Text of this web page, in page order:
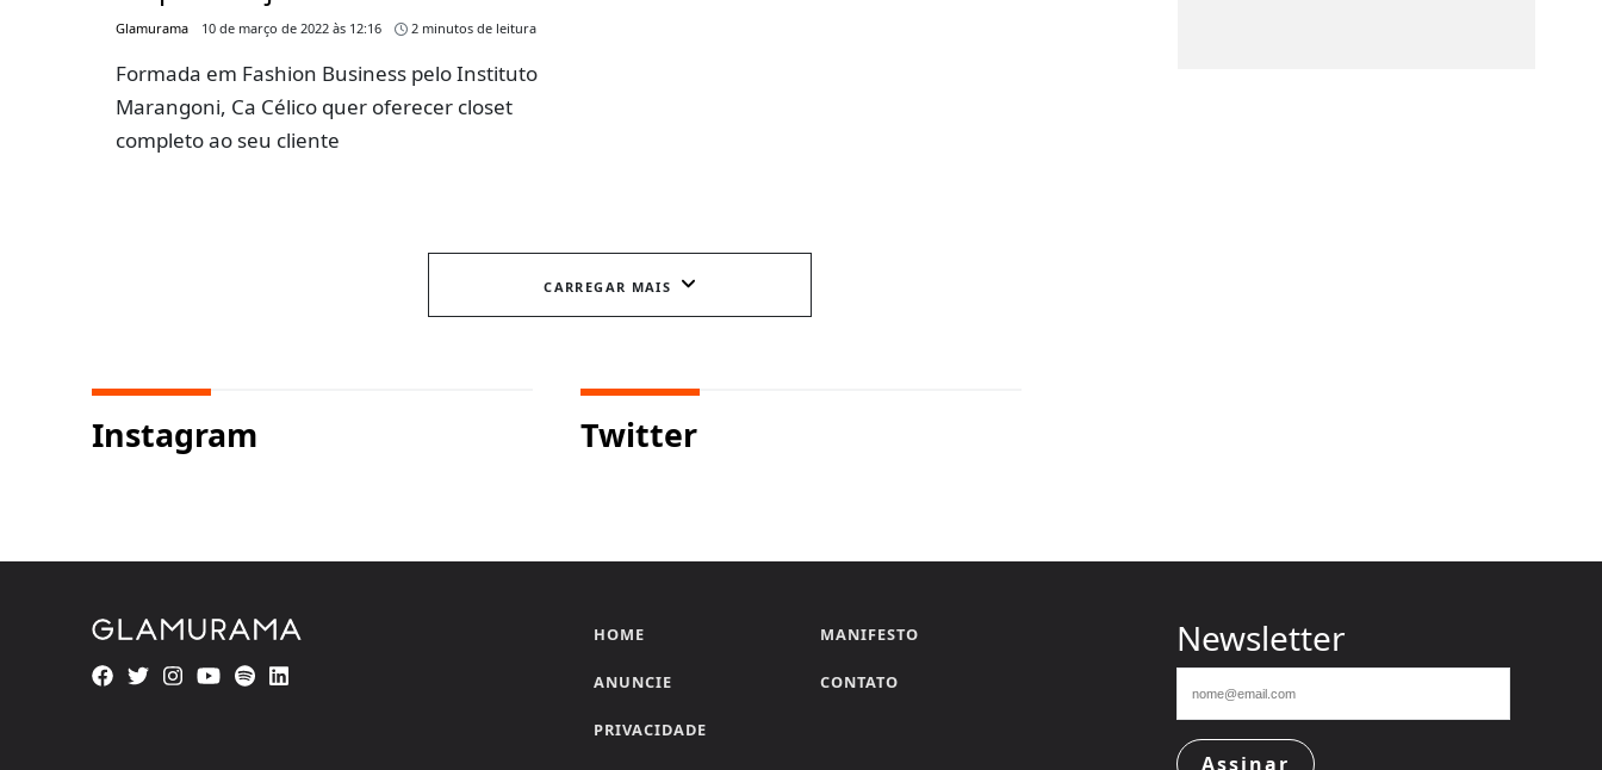
Glamurama 10 de março de 2022 às 12:16 2 minutos de leitura
Formada em Fashion Business pelo Instituto
Marangoni, Ca Célico quer oferecer closet
completo ao seu cliente
CARREGAR MAIS
Instagram Twitter
HOME MANIFESTO
ANUNCIE CONTATO
PRIVACIDADE
Newsletter